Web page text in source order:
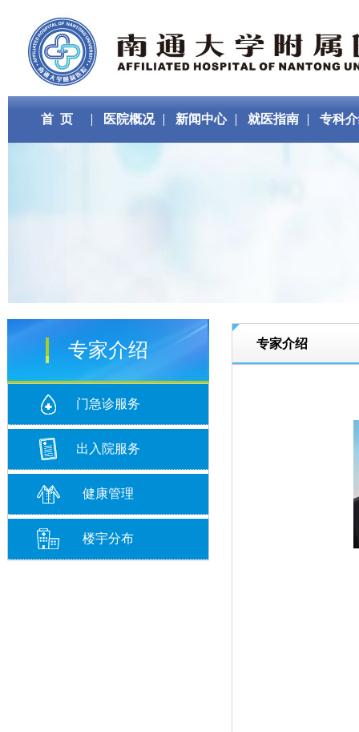
首 页 医院概况 新闻中心 就医指南 专科
专家介绍
门急诊服务
出入院服务
健康管理
楼宇分布
专家介绍